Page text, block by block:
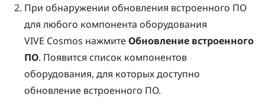
При обнаружении обновления встроенного ПО
для любого компонента оборудования
VIVE Cosmos нажмите Обновление встроенного
ПО. Появится список компонентов
оборудования, для которых доступно
обновление встроенного ПО.